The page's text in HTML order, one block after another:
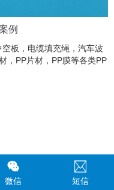
例
板，电缆填充绳，汽车波
，PP片材，PP膜等各类PP
微信 短信